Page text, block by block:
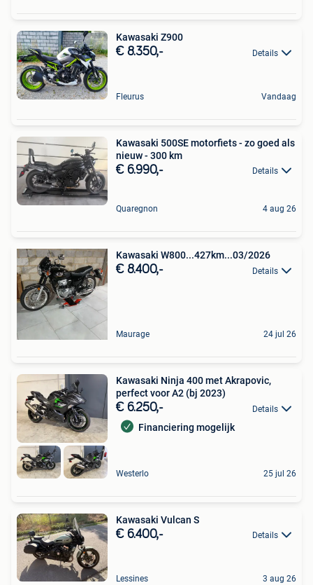
Kawasaki Z900
€ 8.350,- Details
Fleurus Vandaag
Kawasaki 500SE motorfiets - zo goed als
nieuw - 300 km
€ 6.990,- Details
Quaregnon 4 aug 26
Kawasaki W800...427km...03/2026
€ 8.400,- Details
Maurage 24 jul 26
Kawasaki Ninja 400 met Akrapovic,
perfect voor A2 (bj 2023)
€ 6.250,- Details
Financiering mogelijk
Westerlo 25 jul 26
Kawasaki Vulcan S
€ 6.400,- Details
Lessines 3 aug 26